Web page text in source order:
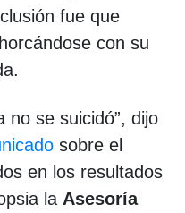
fue que
con su
no se suicidó”, dijo
sobre el
en los resultados
la Asesoría